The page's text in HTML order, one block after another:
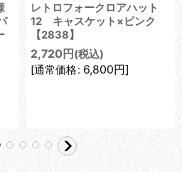
レトロフォークロアハット
12 キャスケット×ピンク
【2838】
2,720 円 (税込)
[通常価格: 6,800円]